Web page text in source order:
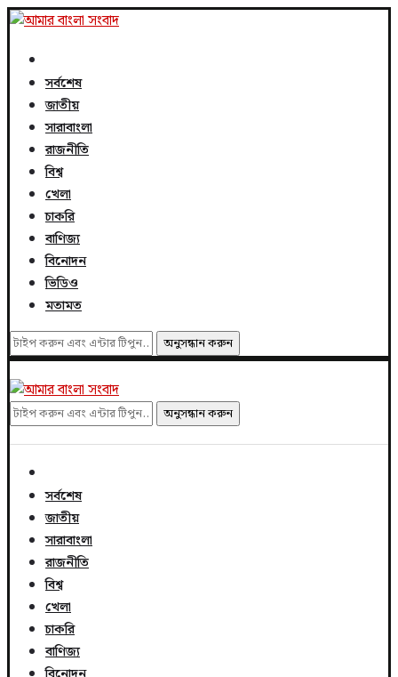
সর্বশেষ
জাতীয়
সারাবাংলা
রাজনীতি
বিশ্ব
খেলা
চাকরি
বাণিজ্য
বিনোদন
ভিডিও
মতামত
অনুসন্ধান করুন
অনুসন্ধান করুন
সর্বশেষ
জাতীয়
সারাবাংলা
রাজনীতি
বিশ্ব
খেলা
চাকরি
বাণিজ্য